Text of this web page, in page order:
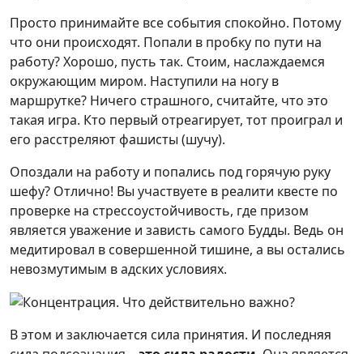
Просто принимайте все события спокойно. Потому
что они происходят. Попали в пробку по пути на
работу? Хорошо, пусть так. Стоим, наслаждаемся
окружающим миром. Наступили на ногу в
маршрутке? Ничего страшного, считайте, что это
такая игра. Кто первый отреагирует, тот проиграл и
его расстреляют фашисты (шучу).
Опоздали на работу и попались под горячую руку
шефу? Отлично! Вы участвуете в реалити квесте по
проверке на стрессоустойчивость, где призом
является уважение и зависть самого Будды. Ведь он
медитировал в совершенной тишине, а вы остались
невозмутимым в адских условиях.
В этом и заключается сила принятия. И последняя